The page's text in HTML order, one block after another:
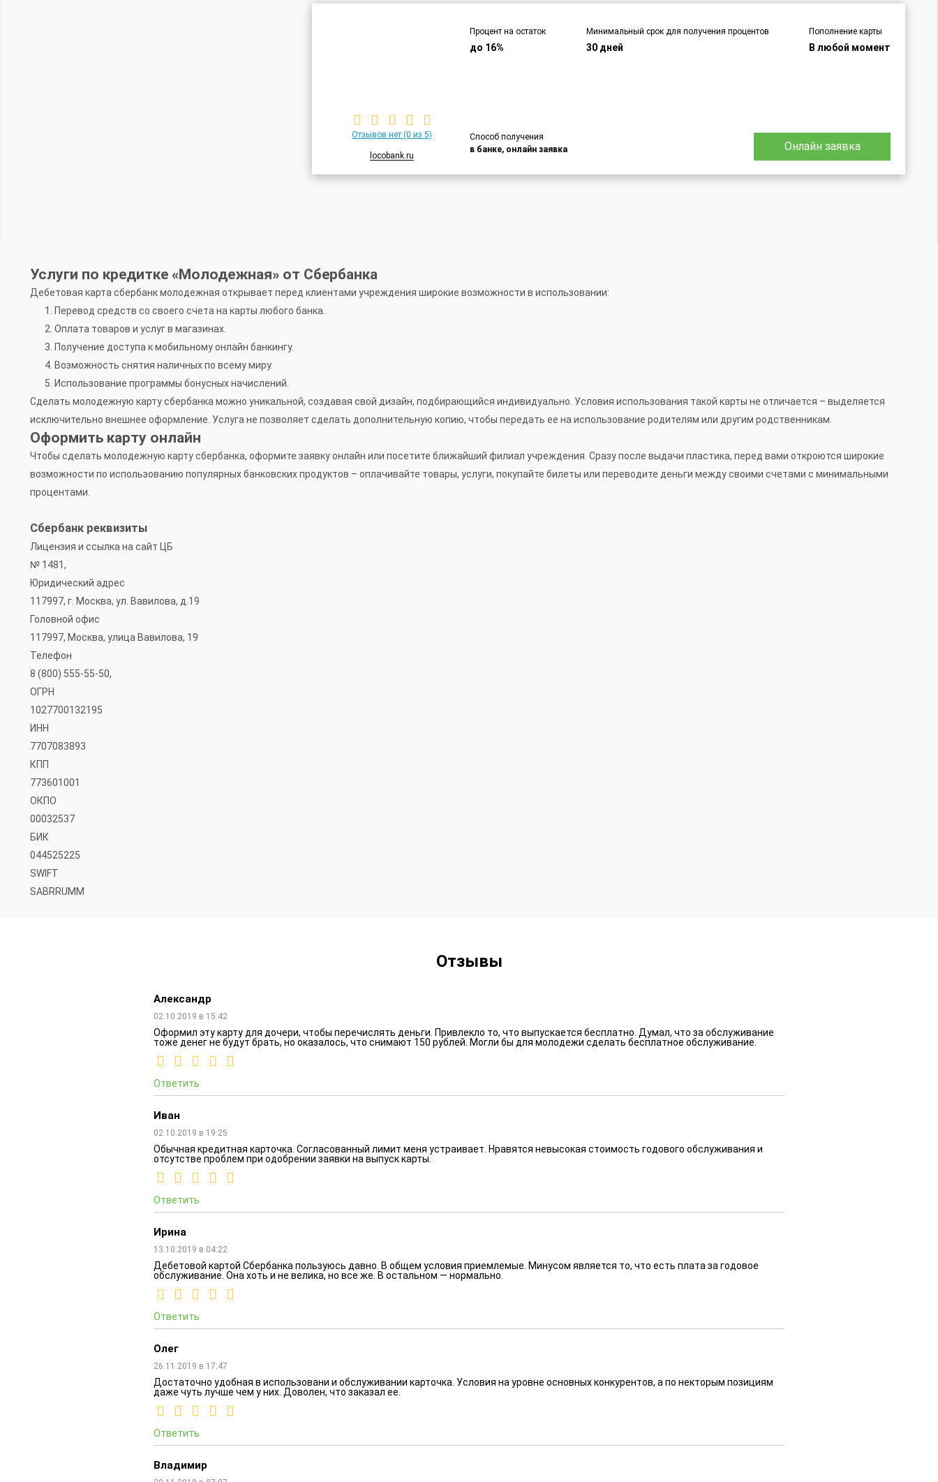
Отзывов нет (0 из 5)
locobank.ru
Процент на остаток
до 16%
Минимальный срок для получения процентов
30 дней
Пополнение карты
В любой момент
Способ получения
в банке, онлайн заявка
Онлайн заявка
Услуги по кредитке «Молодежная» от Сбербанка
Дебетовая карта сбербанк молодежная открывает перед клиентами учреждения широкие возможности в использовании:
Перевод средств со своего счета на карты любого банка.
Оплата товаров и услуг в магазинах.
Получение доступа к мобильному онлайн банкингу.
Возможность снятия наличных по всему миру.
Использование программы бонусных начислений.
Сделать молодежную карту сбербанка можно уникальной, создавая свой дизайн, подбирающийся индивидуально. Условия использования такой карты не отличается – выделяется
исключительно внешнее оформление. Услуга не позволяет сделать дополнительную копию, чтобы передать ее на использование родителям или другим родственникам.
Оформить карту онлайн
Чтобы сделать молодежную карту сбербанка, оформите заявку онлайн или посетите ближайший филиал учреждения. Сразу после выдачи пластика, перед вами откроются широкие
возможности по использованию популярных банковских продуктов – оплачивайте товары, услуги, покупайте билеты или переводите деньги между своими счетами с минимальными
процентами.
Сбербанк реквизиты
Лицензия и ссылка на сайт ЦБ
№ 1481,
Юридический адрес
117997, г. Москва, ул. Вавилова, д.19
Головной офис
117997, Москва, улица Вавилова, 19
Телефон
8 (800) 555-55-50,
ОГРН
1027700132195
ИНН
7707083893
КПП
773601001
ОКПО
00032537
БИК
044525225
SWIFT
SABRRUMM
Отзывы
Александр
02.10.2019 в 15:42
Оформил эту карту для дочери, чтобы перечислять деньги. Привлекло то, что выпускается бесплатно. Думал, что за обслуживание
тоже денег не будут брать, но оказалось, что снимают 150 рублей. Могли бы для молодежи сделать бесплатное обслуживание.
Ответить
Иван
02.10.2019 в 19:25
Обычная кредитная карточка. Согласованный лимит меня устраивает. Нравятся невысокая стоимость годового обслуживания и
отсутстве проблем при одобрении заявки на выпуск карты.
Ответить
Ирина
13.10.2019 в 04:22
Дебетовой картой Сбербанка пользуюсь давно. В общем условия приемлемые. Минусом является то, что есть плата за годовое
обслуживание. Она хоть и не велика, но все же. В остальном — нормально.
Ответить
Олег
26.11.2019 в 17:47
Достаточно удобная в использовани и обслуживании карточка. Условия на уровне основных конкурентов, а по некторым позициям
даже чуть лучше чем у них. Доволен, что заказал ее.
Ответить
Владимир